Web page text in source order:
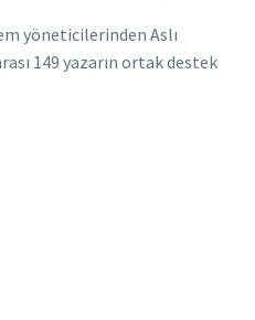
yöneticilerinden Aslı
149 yazarın ortak destek